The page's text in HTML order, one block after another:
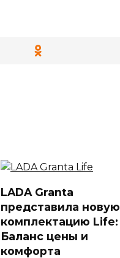
LADA Granta
представила новую
комплектацию Life:
Баланс цены и
комфорта